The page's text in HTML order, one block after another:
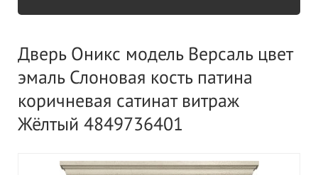
Дверь Оникс модель Версаль цвет
эмаль Слоновая кость патина
коричневая сатинат витраж
Жёлтый 4849736401